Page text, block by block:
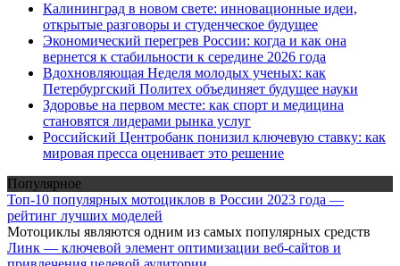
Калининград в новом свете: инновационные идеи,
открытые разговоры и студенческое будущее
Экономический перегрев России: когда и как она
вернется к стабильности к середине 2026 года
Вдохновляющая Неделя молодых ученых: как
Петербургский Политех объединяет будущее науки
Здоровье на первом месте: как спорт и медицина
становятся лидерами рынка услуг
Российский Центробанк понизил ключевую ставку: как
мировая пресса оценивает это решение
Популярное
Топ-10 популярных мотоциклов в России 2023 года —
рейтинг лучших моделей
Мотоциклы являются одним из самых популярных средств
Линк — ключевой элемент оптимизации веб-сайтов и